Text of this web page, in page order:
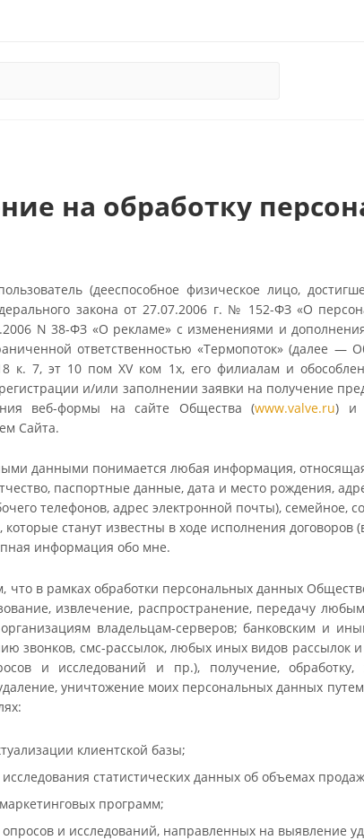
на обработку
(дееспособное физическое лицо,
закона от 27.07.2006 г. № 152-ФЗ «О
N 38-ФЗ «О рекламе» с изменениями и
ответственностью «Термопоток» (далее —
к. 7, эт 10 пом XV ком 1х, его филиалам и
и/или заполнении заявки на получение
веб-формы на сайте Общества (www.valve.ru) и
Сайта.
данными понимается любая информация,
паспортные данные, дата и место рождения,
телефонов, адрес электронной почты),
станут известны в ходе исполнения
информация обо мне.
что в рамках обработки персональных данных
извлечение, распространение, передачу
владельцам-серверов; банковским и
звонков, смс-рассылок, любых иных видов
и исследований и пр.), получение, обработку,
уничтожение моих персональных данных
клиентской базы;
статистических данных об объемах
программ;
и исследований, направленных на выявление